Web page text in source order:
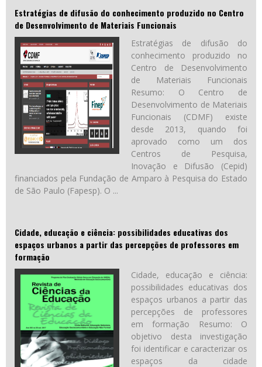
Estratégias de difusão do conhecimento produzido no Centro
de Desenvolvimento de Materiais Funcionais
Estratégias de difusão do
conhecimento produzido no
Centro de Desenvolvimento
de Materiais Funcionais
Resumo: O Centro de
Desenvolvimento de Materiais
Funcionais (CDMF) existe
desde 2013, quando foi
aprovado como um dos
Centros de Pesquisa,
Inovação e Difusão (Cepid)
financiados pela Fundação de Amparo à Pesquisa do Estado
de São Paulo (Fapesp). O ...
Cidade, educação e ciência: possibilidades educativas dos
espaços urbanos a partir das percepções de professores em
formação
Cidade, educação e ciência:
possibilidades educativas dos
espaços urbanos a partir das
percepções de professores
em formação Resumo: O
objetivo desta investigação
foi identificar e caracterizar os
espaços da cidade